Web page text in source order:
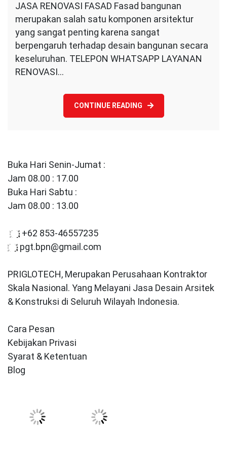
Renovasi
Fasad
JASA RENOVASI FASAD Fasad bangunan
merupakan salah satu komponen arsitektur
yang sangat penting karena sangat
berpengaruh terhadap desain bangunan secara
keseluruhan. TELEPON WHATSAPP LAYANAN
RENOVASI…
CONTINUE READING
Buka Hari Senin-Jumat :
Jam 08.00 : 17.00
Buka Hari Sabtu :
Jam 08.00 : 13.00
+62 853-46557235
pgt.bpn@gmail.com
PRIGLOTECH, Merupakan Perusahaan Kontraktor
Skala Nasional. Yang Melayani Jasa Desain Arsitek
& Konstruksi di Seluruh Wilayah Indonesia.
Cara Pesan
Kebijakan Privasi
Syarat & Ketentuan
Blog